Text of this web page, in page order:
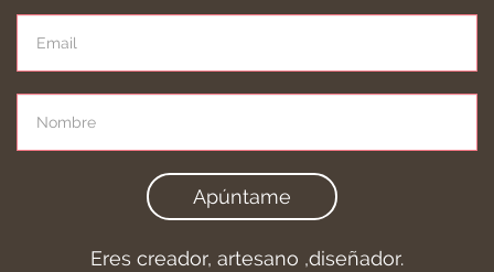
Apúntame
Eres creador, artesano ,diseñador.